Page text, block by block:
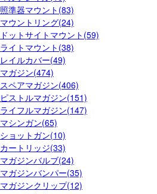
照準器マウント(83)
マウントリング(24)
ドットサイトマウント(59)
ライトマウント(38)
レイルカバー(49)
マガジン(474)
スペアマガジン(406)
ピストルマガジン(151)
ライフルマガジン(147)
マシンガン(65)
ショットガン(10)
カートリッジ(33)
マガジンバルブ(24)
マガジンバンパー(35)
マガジンクリップ(12)